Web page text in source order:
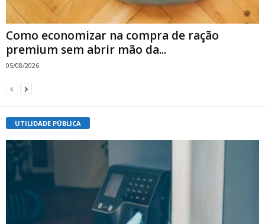
Como economizar na compra de ração
premium sem abrir mão da...
05/08/2026
UTILIDADE PÚBLICA